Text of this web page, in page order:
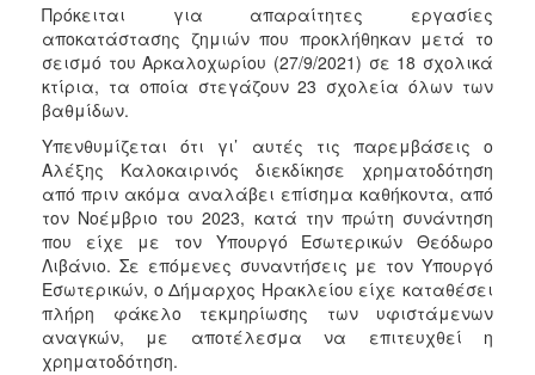
Πρόκειται για απαραίτητες εργασίες
αποκατάστασης ζημιών που προκλήθηκαν μετά το
σεισμό του Αρκαλοχωρίου (27/9/2021) σε 18 σχολικά
κτίρια, τα οποία στεγάζουν 23 σχολεία όλων των
βαθμίδων.
Υπενθυμίζεται ότι γι’ αυτές τις παρεμβάσεις ο
Αλέξης Καλοκαιρινός διεκδίκησε χρηματοδότηση
από πριν ακόμα αναλάβει επίσημα καθήκοντα, από
τον Νοέμβριο του 2023, κατά την πρώτη συνάντηση
που είχε με τον Υπουργό Εσωτερικών Θεόδωρο
Λιβάνιο. Σε επόμενες συναντήσεις με τον Υπουργό
Εσωτερικών, ο Δήμαρχος Ηρακλείου είχε καταθέσει
πλήρη φάκελο τεκμηρίωσης των υφιστάμενων
αναγκών, με αποτέλεσμα να επιτευχθεί η
χρηματοδότηση.